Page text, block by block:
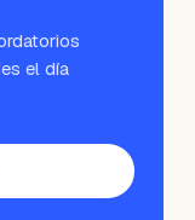
el día